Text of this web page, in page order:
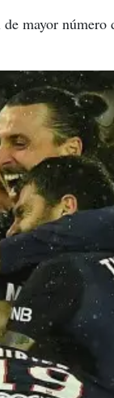
mayor número